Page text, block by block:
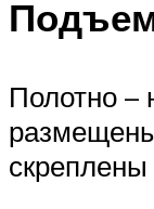
Полотно –